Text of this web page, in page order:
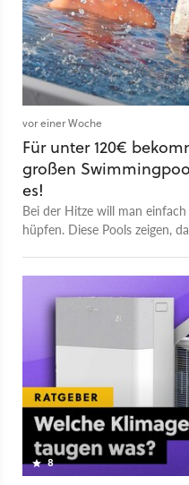
vor einer Woche
Für unter 120€
großen
es!
Bei der Hitze will man
hüpfen. Diese Pools zeigen,
8